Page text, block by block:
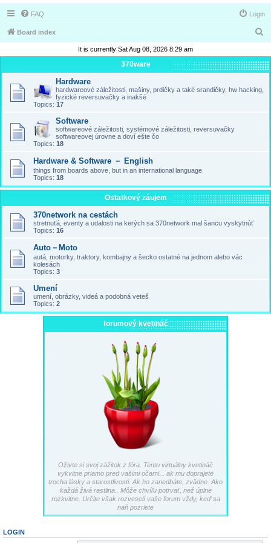
FAQ Login
Board index
a
r
It is currently Sat Aug 08, 2026 8:29 am
370ware
Hardware
hardwareové záležitosti, mašiny, prdičky a také srandičky, hw hacking,
fyzické reversuvačky a inakšé
Topics: 17
Software
softwareové záležitosti, systémové záležitosti, reversuvačky
softwareovej úrovne a doví ešte čo
Topics: 18
Hardware & Software － English
things from boards above, but in an international language
Topics: 18
Ostatkový záujem
370network na cestách
stretnuťá, eventy a udalosti na kerých sa 370network mal šancu vyskytnúť
Topics: 16
Auto－Moto
autá, motorky, traktory, kombajny a šecko ostatné na jednom alebo vác
kolesách
Topics: 3
Umení
umení, obrázky, videá a podobná veteš
Topics: 2
forumový kvetináč
Oživte si svoj zážitok z fóra. Tento virtuálny kvetináč
vykvitne priamo pred vašimi očami... ak mu doprajete
trocha lásky a starostlivosti. Ak ho zanedbáte, zvädne. Ako
každá živá rastlina.. Môže chvíľu potrvať, než úplne
rozkvitne. Určite však rozveselí vaše forum vždy, keď sa
naň pozriete
LOGIN